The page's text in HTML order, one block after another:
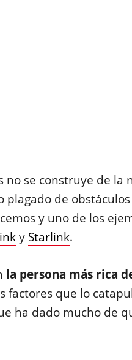
se construye de la
plagado de
y uno de los
y Starlink.
la persona más rica
factores que lo
ha dado mucho de